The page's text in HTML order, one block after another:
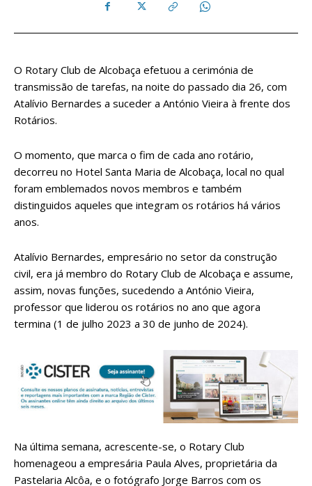
O Rotary Club de Alcobaça efetuou a cerimónia de
transmissão de tarefas, na noite do passado dia 26, com
Atalívio Bernardes a suceder a António Vieira à frente dos
Rotários.
O momento, que marca o fim de cada ano rotário,
decorreu no Hotel Santa Maria de Alcobaça, local no qual
foram emblemados novos membros e também
distinguidos aqueles que integram os rotários há vários
anos.
Atalívio Bernardes, empresário no setor da construção
civil, era já membro do Rotary Club de Alcobaça e assume,
assim, novas funções, sucedendo a António Vieira,
professor que liderou os rotários no ano que agora
termina (1 de julho 2023 a 30 de junho de 2024).
Na última semana, acrescente-se, o Rotary Club
homenageou a empresária Paula Alves, proprietária da
Pastelaria Alcôa, e o fotógrafo Jorge Barros com os